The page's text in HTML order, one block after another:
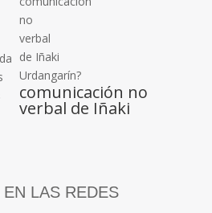
comunicación no
verbal de Iñaki
LAS REDES